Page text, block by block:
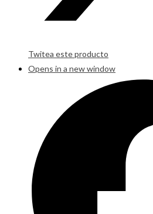
Twitea este producto
Opens in a new window